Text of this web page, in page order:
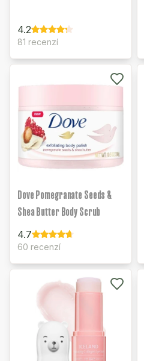
4.2
81 recenzí
Dove Pomegranate Seeds &
Shea Butter Body Scrub
4.7
60 recenzí